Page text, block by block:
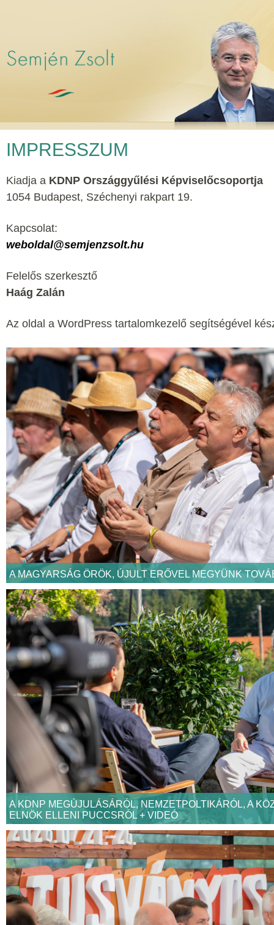
IMPRESSZUM
Kiadja a KDNP Országgyűlési Képviselőcsoportja
1054 Budapest, Széchenyi rakpart 19.
Kapcsolat:
weboldal@semjenzsolt.hu
Felelős szerkesztő
Haág Zalán
Az oldal a WordPress tartalomkezelő segítségével
A MAGYARSÁG ÖRÖK, ÚJULT ERŐVEL MEGYÜNK
A KDNP MEGÚJULÁSÁRÓL, NEMZETPOLTIKÁRÓL, A
ELNÖK ELLENI PUCCSRÓL + VIDEÓ